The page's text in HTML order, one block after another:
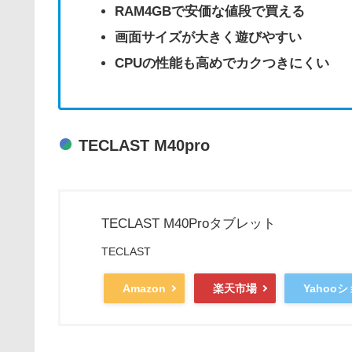
RAM4GBで安価な値段で買える
画面サイズが大きく遊びやすい
CPUの性能も高めでカクつきにくい
TECLAST M40pro
TECLAST M40Proタブレット
TECLAST
Amazon 楽天市場 Yahooシ